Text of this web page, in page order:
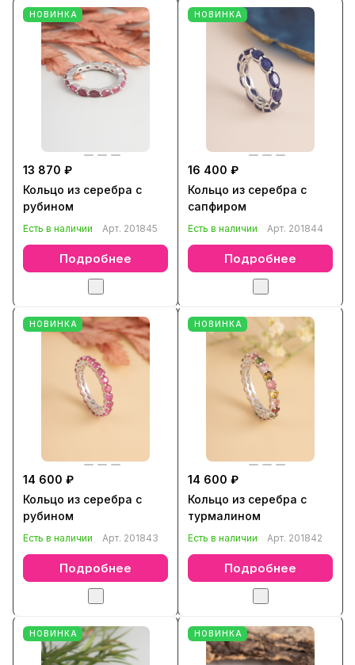
НОВИНКА
13 870 ₽
Кольцо из серебра с
рубином
Есть в наличии Арт. 201845
Подробнее
НОВИНКА
16 400 ₽
Кольцо из серебра с
сапфиром
Есть в наличии Арт. 201844
Подробнее
НОВИНКА
14 600 ₽
Кольцо из серебра с
рубином
Есть в наличии Арт. 201843
Подробнее
НОВИНКА
14 600 ₽
Кольцо из серебра с
турмалином
Есть в наличии Арт. 201842
Подробнее
НОВИНКА НОВИНКА